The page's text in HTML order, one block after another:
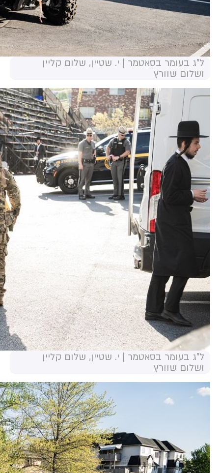
ל"ג בעומר בסאטמר | י. שטיין, שלום קליין
ושלום שוורץ
ל"ג בעומר בסאטמר | י. שטיין, שלום קליין
ושלום שוורץ